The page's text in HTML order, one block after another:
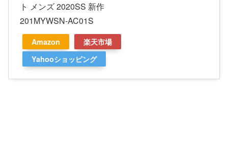
ト メンズ 2020SS 新作
201MYWSN-AC01S
Amazon
楽天市場
Yahooショッピング